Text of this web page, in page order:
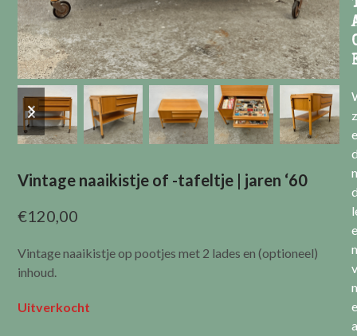
previous
slide
next
slide
Vintage naaikistje of -tafeltje | jaren ‘60
€120,00
Vintage naaikistje op pootjes met 2 lades en (optioneel)
inhoud.
Uitverkocht